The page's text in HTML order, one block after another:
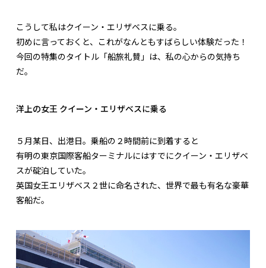
こうして私はクイーン・エリザベスに乗る。
初めに言っておくと、これがなんともすばらしい体験だった！
今回の特集のタイトル「船旅礼賛」は、私の心からの気持ち
だ。
洋上の女王 クイーン・エリザベスに乗る
５月某日、出港日。乗船の２時間前に到着すると
有明の東京国際客船ターミナルにはすでにクイーン・エリザベ
スが碇泊していた。
英国女王エリザベス２世に命名された、世界で最も有名な豪華
客船だ。